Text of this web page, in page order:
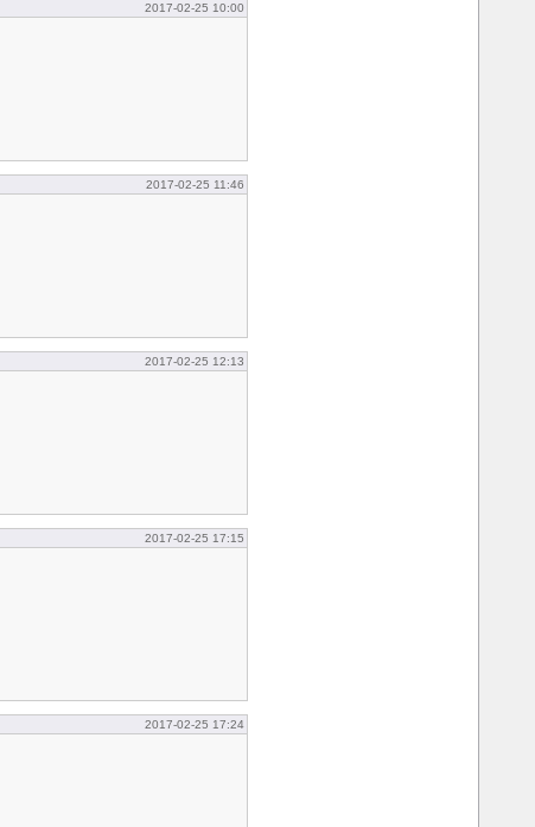
2017-02-25 10:00
2017-02-25 11:46
2017-02-25 12:13
2017-02-25 17:15
2017-02-25 17:24